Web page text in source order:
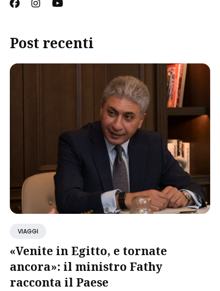
Post recenti
VIAGGI
«Venite in Egitto, e tornate
ancora»: il ministro Fathy
racconta il Paese